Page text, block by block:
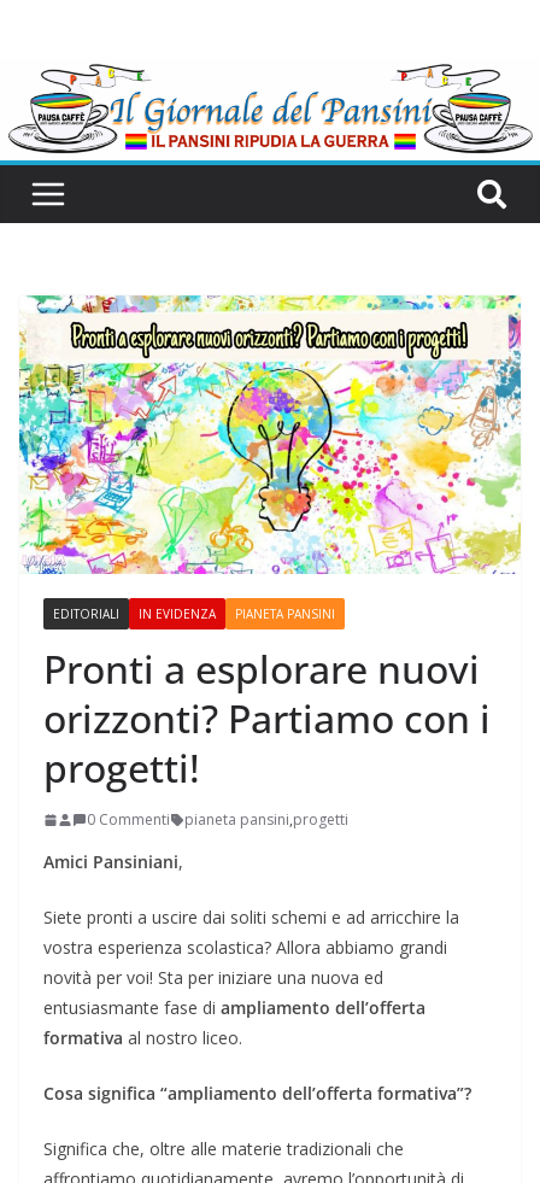
EDITORIALI IN EVIDENZA PIANETA PANSINI
Pronti a esplorare nuovi
orizzonti? Partiamo con i
progetti!
0 Commenti pianeta pansini,progetti
Amici Pansiniani,
Siete pronti a uscire dai soliti schemi e ad arricchire la
vostra esperienza scolastica? Allora abbiamo grandi
novità per voi! Sta per iniziare una nuova ed
entusiasmante fase di ampliamento dell’offerta
formativa al nostro liceo.
Cosa significa “ampliamento dell’offerta formativa”?
Significa che, oltre alle materie tradizionali che